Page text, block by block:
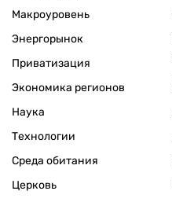
Макроуровень
Энергорынок
Приватизация
Экономика регионов
Наука
Технологии
Среда обитания
Церковь